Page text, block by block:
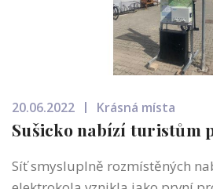
20.06.2022 Krásná místa
Sušicko nabízí turistům
Síť smysluplně rozmístěných